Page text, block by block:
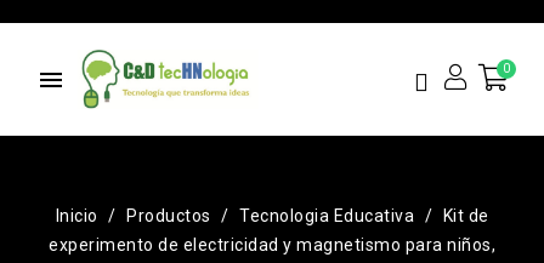
menu
Inicio Productos Tecnologia Educativa
Kit de
experimento de electricidad y magnetismo para niños,